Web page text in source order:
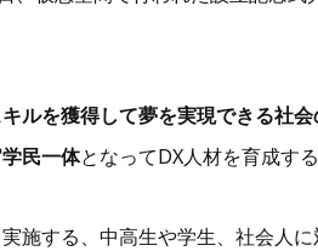
ルを獲得して夢を実現できる社
民一体となってDX人材を育成す
する、中高生や学生、社会人に